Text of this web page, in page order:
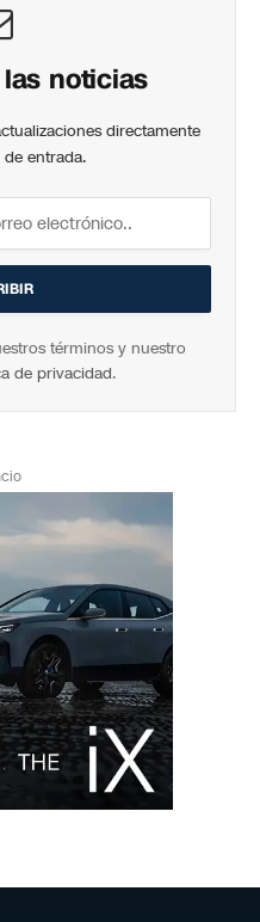
noticias
directamente
entrada.
términos y nuestro
de privacidad.